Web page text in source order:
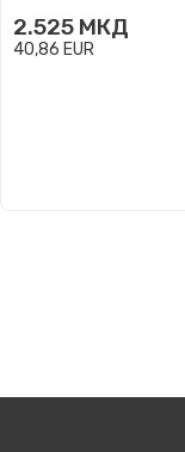
2.525 МКД
40,86 EUR